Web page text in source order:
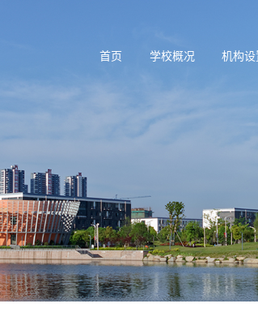
首页 学校概况 机构设